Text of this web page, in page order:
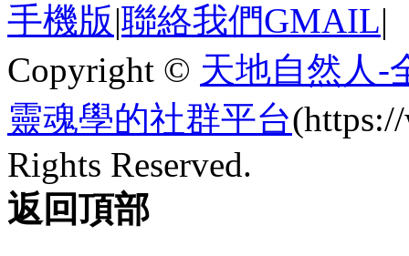
手機版|聯絡我們GMAIL|
Copyright © 天地自然人-
靈魂學的社群平台
Rights Reserved.
返回頂部